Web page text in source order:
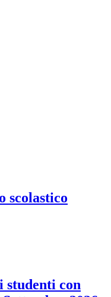
scolastico
studenti con